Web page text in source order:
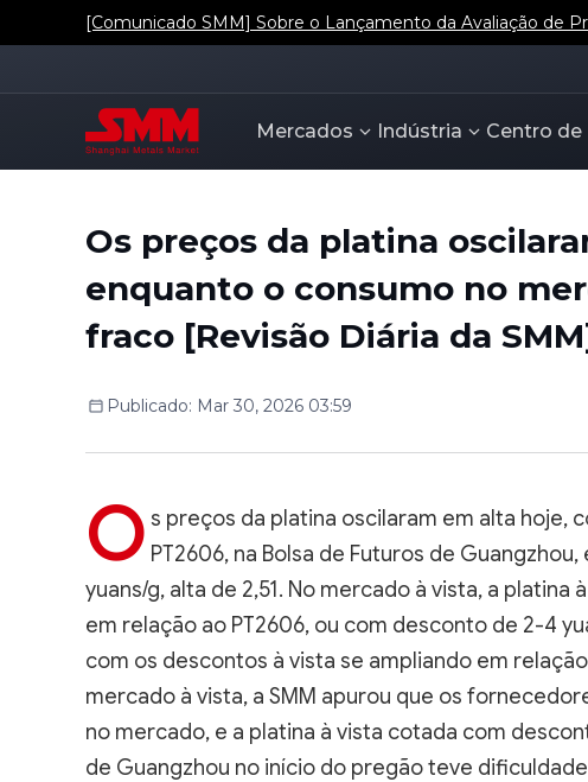
[Comunicado SMM] Sobre o Lançamento da Avaliação de
Mercados Indústria Centro de
Os preços da platina
enquanto o consumo no
fraco [Revisão Diária da
Publicado: Mar 30, 2026 03:59
O s preços da platina oscilaram em alta hoje,
PT2606, na Bolsa de Futuros de
yuans/g, alta de 2,51. No mercado à vista, a
em relação ao PT2606, ou com desconto de 2-4
com os descontos à vista se ampliando em
mercado à vista, a SMM apurou que os
no mercado, e a platina à vista cotada com
de Guangzhou no início do pregão teve